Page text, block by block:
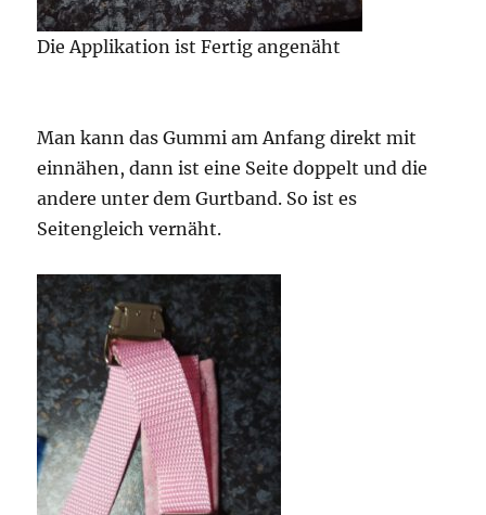
Die Applikation ist Fertig angenäht
Man kann das Gummi am Anfang direkt mit
einnähen, dann ist eine Seite doppelt und die
andere unter dem Gurtband. So ist es
Seitengleich vernäht.